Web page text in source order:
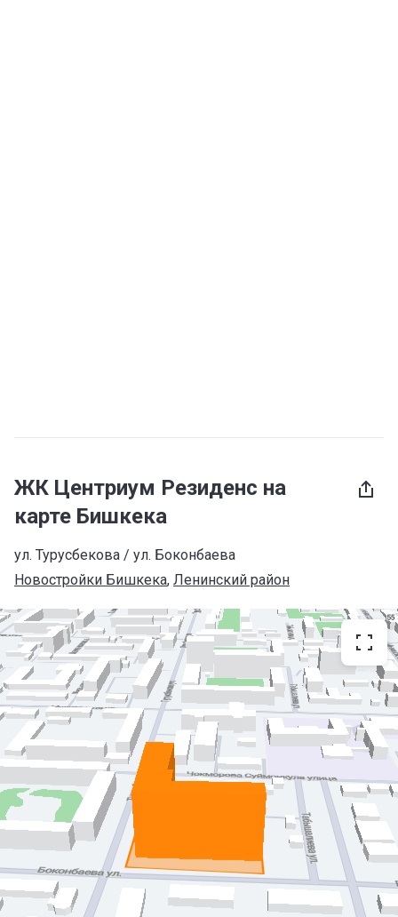
ЖК Центриум Резиденс на
карте Бишкека
ул. Турусбекова / ул. Боконбаева
Новостройки Бишкека, Ленинский район